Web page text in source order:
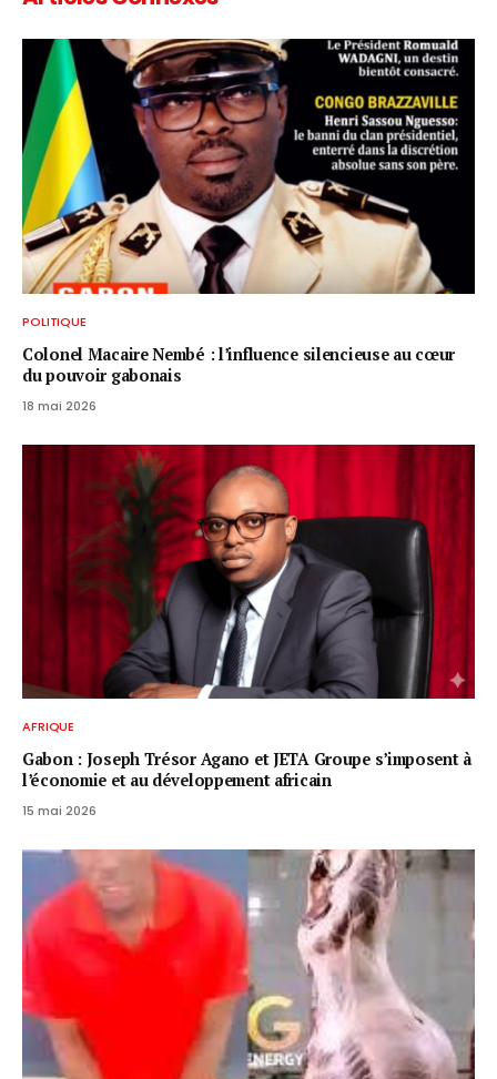
POLITIQUE
Colonel Macaire Nembé : l’influence silencieuse au cœur
du pouvoir gabonais
18 mai 2026
AFRIQUE
Gabon : Joseph Trésor Agano et JETA Groupe s’imposent à
l’économie et au développement africain
15 mai 2026